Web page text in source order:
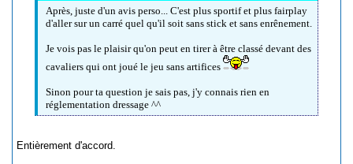
Après, juste d'un avis perso... C'est plus sportif et plus fairplay
d'aller sur un carré quel qu'il soit sans stick et sans enrênement.
Je vois pas le plaisir qu'on peut en tirer à être classé devant des
cavaliers qui ont joué le jeu sans artifices
Sinon pour ta question je sais pas, j'y connais rien en
réglementation dressage ^^
Entièrement d'accord.